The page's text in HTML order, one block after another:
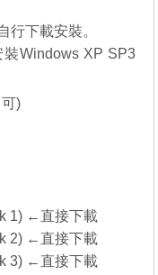
行下載安裝。
裝Windows XP SP3
)
1) ←直接下載
2) ←直接下載
3) ←直接下載